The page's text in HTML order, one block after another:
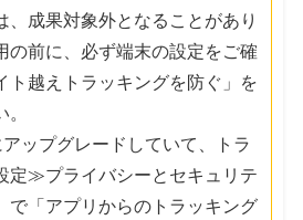
、成果対象外となることがあり
の前に、必ず端末の設定をご確
ト越えトラッキングを防ぐ」を
ップグレードしていて、トラ
定≫プライバシーとセキュリテ
で「アプリからのトラッキング